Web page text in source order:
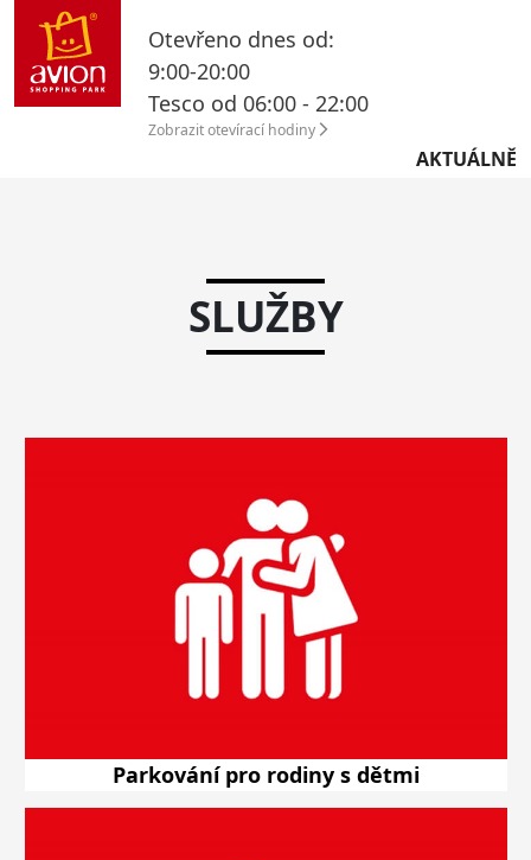
Otevřeno dnes od:
9:00-20:00
Tesco od 06:00 - 22:00
Zobrazit otevírací hodiny
AKTUÁLNĚ
SLUŽBY
Parkování pro rodiny s dětmi